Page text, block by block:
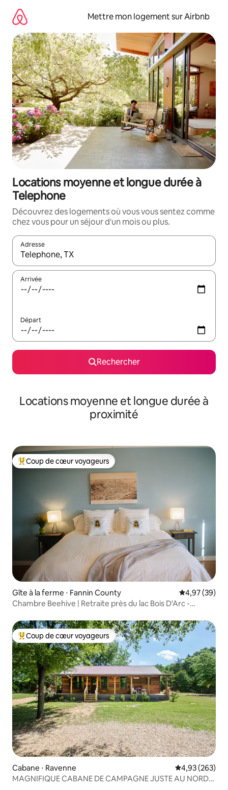
directement
contenu
Mettre mon logement sur Airbnb
Locations moyenne et longue durée à
Telephone
Découvrez des logements où vous vous sentez comme
chez vous pour un séjour d'un mois ou plus.
Adresse
Lorsque les résultats s'affichent, utilisez les flèches vers le
Arrivée
Départ
Rechercher
Locations moyenne et longue durée à
proximité
Coups de cœur voyageurs les plus appréciés
Coup de cœur voyageurs
Gîte à la ferme ⋅ Fannin County Évaluation
4,97 (39)
Chambre Beehive | Retraite près du lac Bois D'Arc -
Coups de cœur voyageurs les plus appréciés
Coup de cœur voyageurs
Cabane ⋅ Ravenne Évaluation
4,93 (263)
MAGNIFIQUE CABANE DE CAMPAGNE JUSTE AU NORD